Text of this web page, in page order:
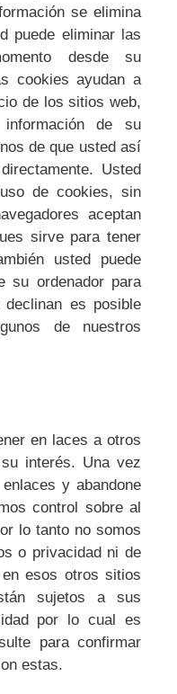
se elimina
puede eliminar las
desde su
cookies ayudan a
de los sitios web,
de su
de que usted así
Usted
de cookies, sin
aceptan
sirve para tener
usted puede
su ordenador para
es posible
de nuestros
en laces a otros
interés. Una vez
y abandone
control sobre al
lo tanto no somos
o privacidad ni de
esos otros sitios
sujetos a sus
por lo cual es
para confirmar
estas.